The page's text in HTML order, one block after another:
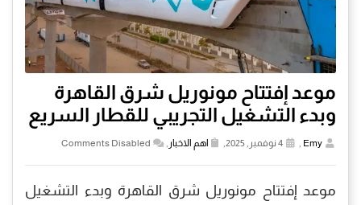
موعد إفتتاح مونوريل شرق القاهرة
وبدء التشغيل التجريبي للقطار السريع
Emy
, اهم الاخبار ,
Comments Disabled
موعد إفتتاح مونوريل شرق القاهرة وبدء التشغيل